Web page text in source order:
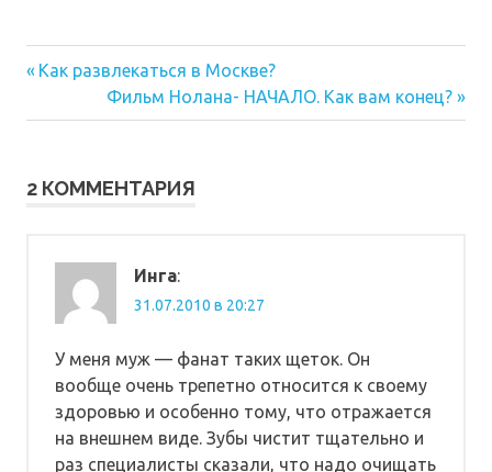
Навигация
по
Предыдущая
Как развлекаться в Москве?
Следующая
запись:
Фильм Нолана- НАЧАЛО. Как вам конец?
2 КОММЕНТАРИЯ
Инга:
31.07.2010 в 20:27
У меня муж — фанат таких щеток. Он
вообще очень трепетно относится к своему
здоровью и особенно тому, что отражается
на внешнем виде. Зубы чистит тщательно и
раз специалисты сказали, что надо очищать